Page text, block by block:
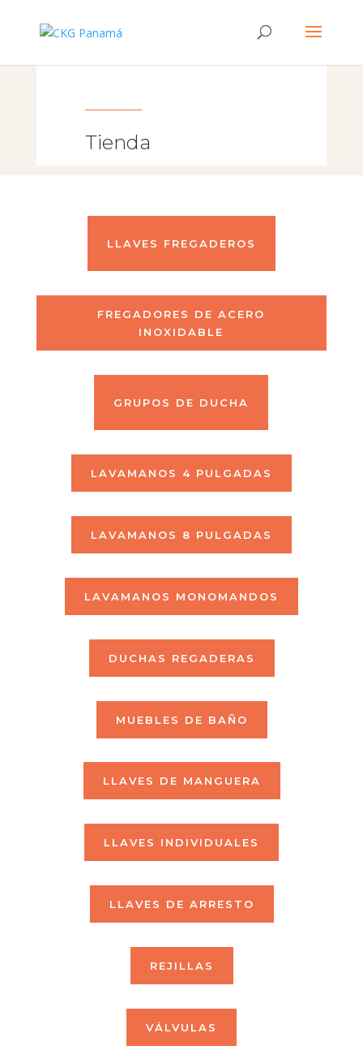
Tienda
LLAVES FREGADEROS
FREGADORES DE ACERO
INOXIDABLE
GRUPOS DE DUCHA
LAVAMANOS 4 PULGADAS
LAVAMANOS 8 PULGADAS
LAVAMANOS MONOMANDOS
DUCHAS REGADERAS
MUEBLES DE BAÑO
LLAVES DE MANGUERA
LLAVES INDIVIDUALES
LLAVES DE ARRESTO
REJILLAS
VÁLVULAS